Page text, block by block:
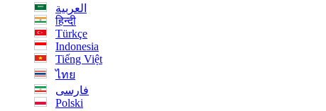
العربية
हिन्दी
Türkçe
Indonesia
Tiếng Việt
ไทย
فارسی
Polski